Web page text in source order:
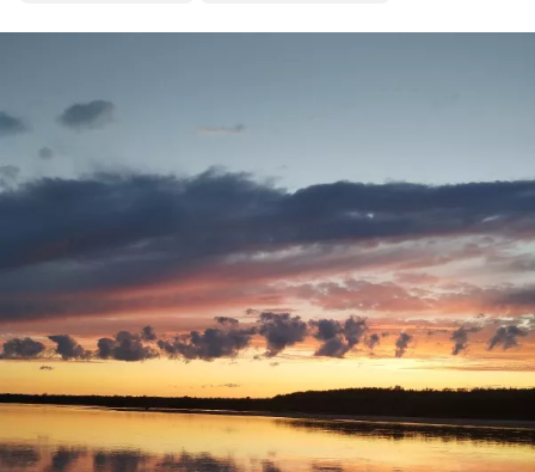
насладился,рыбу поймал,закат был волшебный!
Ну а вам Друзья желаю НХНЧ и чтобы от рыболовного
процесса вы получали только приятные впечатления!
С уважением Шнивовод!🤝